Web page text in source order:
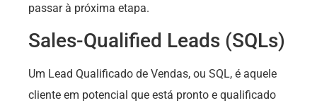
passar à próxima etapa.
Sales-Qualified Leads (SQLs)
Um Lead Qualificado de Vendas, ou SQL, é aquele
cliente em potencial que está pronto e qualificado